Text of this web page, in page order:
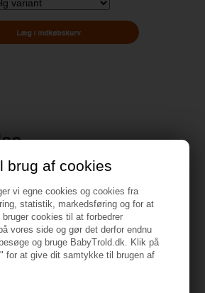
brug af cookies
vi egne cookies og cookies fra
statistik, markedsføring og for at
cookies til at forbedrer
vores side og gør det derfor endnu
og bruge BabyTrold.dk. Klik på
for at give dit samtykke til brugen af